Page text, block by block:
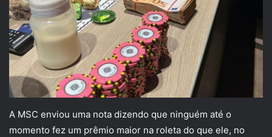
A MSC enviou uma nota dizendo que ninguém até o
momento fez um prêmio maior na roleta do que ele, no